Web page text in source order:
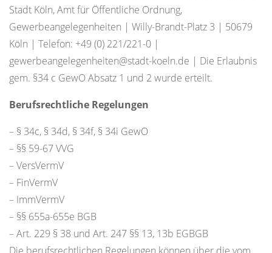
Stadt Köln, Amt für Öffentliche Ordnung,
Gewerbeangelegenheiten | Willy-Brandt-Platz 3 | 50679
Köln | Telefon: +49 (0) 221/221-0 |
gewerbeangelegenheiten@stadt-koeln.de | Die Erlaubnis
gem. §34 c GewO Absatz 1 und 2 wurde erteilt.
Berufsrechtliche Regelungen
– § 34c, § 34d, § 34f, § 34i GewO
– §§ 59-67 VVG
– VersVermV
– FinVermV
– ImmVermV
– §§ 655a-655e BGB
– Art. 229 § 38 und Art. 247 §§ 13, 13b EGBGB